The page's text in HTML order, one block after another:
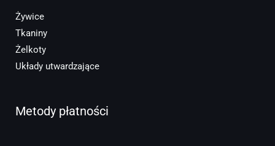
Żywice
Tkaniny
Żelkoty
Układy utwardzające
Metody płatności